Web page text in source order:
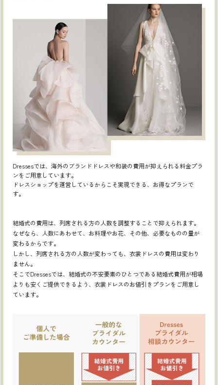
Dressesでは、海外のブランドドレスや和装の費用が抑えられる料金プラ
ンをご用意しています。
ドレスショップを運営しているからこそ実現できる、お得なプランで
す。
結婚式の費用は、列席される方の人数を調整することで抑えられます。
なぜなら、人数にあわせて、お料理やお花、その他、必要なものの量が
変わるからです。
しかし、列席される方の人数が変わっても、衣裳ドレスの費用は変わり
ません。
そこでDressesでは、結婚式の不安要素のひとつである結婚式費用が相場
よりも安くご提供できるよう、衣裳ドレスのお値引きプランをご用意し
ています。